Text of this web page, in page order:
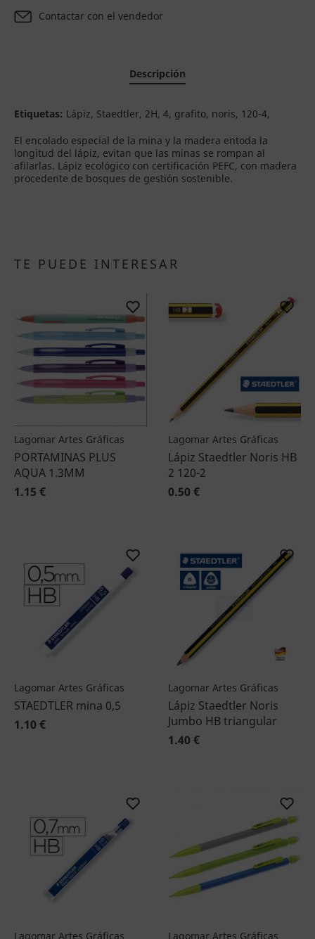
Contactar con el vendedor
Descripción
Etiquetas: Lápiz, Staedtler, 2H, 4, grafito, noris, 120-4,
El encolado especial de la mina y la madera entoda la
longitud del lápiz, evitan que las minas se rompan al
afilarlas. Lápiz ecológico con certificación PEFC, con madera
procedente de bosques de gestión sostenible.
TE PUEDE INTERESAR
Lagomar Artes Gráficas
PORTAMINAS PLUS
AQUA 1.3MM
1.15 €
Lagomar Artes Gráficas
Lápiz Staedtler Noris HB
2 120-2
0.50 €
Lagomar Artes Gráficas
STAEDTLER mina 0,5
1.10 €
Lagomar Artes Gráficas
Lápiz Staedtler Noris
Jumbo HB triangular
1.40 €
Lagomar Artes Gráficas Lagomar Artes Gráficas